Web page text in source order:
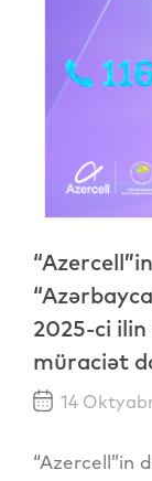
2025-ci ilin
müraciət
14
“Azercell”in